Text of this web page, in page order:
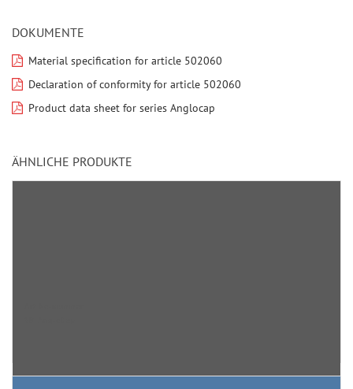
DOKUMENTE
Material specification for article 502060
Declaration of conformity for article 502060
Product data sheet for series Anglocap
ÄHNLICHE PRODUKTE